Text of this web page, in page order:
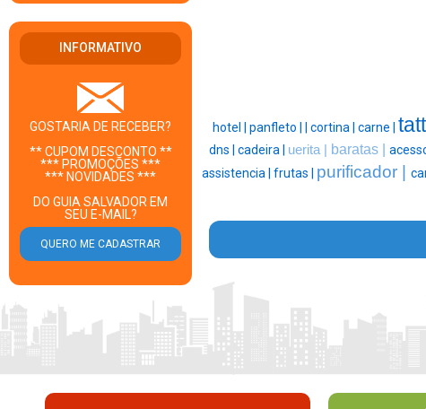
INFORMATIVO
GOSTARIA DE RECEBER?
** CUPOM DESCONTO **
*** PROMOÇÕES ***
*** NOVIDADES ***
DO GUIA SALVADOR EM
SEU E-MAIL?
hotel | panfleto | cortina | carne |
dns | cadeira | uerita | baratas |
assistencia | frutas | purificador |